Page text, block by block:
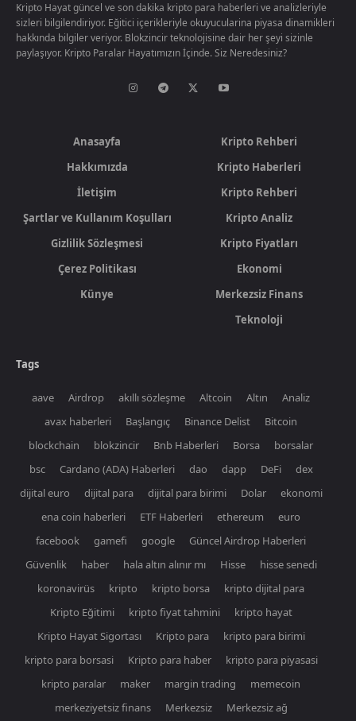
Kripto Hayat güncel ve son dakika kripto para haberleri ve analizleriyle
sizleri bilgilendiriyor. Eğitici içerikleriyle okuyucularina piyasa dinamikleri
hakkında bilgiler veriyor. Blokzincir teknolojisine dair her şeyi sizinle
paylaşıyor. Kripto Paralar Hayatımızın İçinde. Siz Neredesiniz?
Anasayfa
Hakkımızda
İletişim
Şartlar ve Kullanım Koşulları
Gizlilik Sözleşmesi
Çerez Politikası
Künye
Kripto Rehberi
Kripto Haberleri
Kripto Rehberi
Kripto Analiz
Kripto Fiyatları
Ekonomi
Merkezsiz Finans
Teknoloji
Tags
aave Airdrop akıllı sözleşme Altcoin Altın
Analiz
avax haberleri
Başlangıç Binance Delist
Bitcoin
blockchain
blokzincir Bnb Haberleri Borsa
borsalar
bsc
Cardano (ADA) Haberleri dao dapp DeFi
dex
dijital euro
dijital para dijital para birimi Dolar
ekonomi
ena coin haberleri
ETF Haberleri ethereum
euro
facebook
gamefi google
Güncel Airdrop Haberleri
Güvenlik
haber hala altın alınır mı Hisse
hisse senedi
koronavirüs
kripto kripto borsa
kripto dijital para
Kripto Eğitimi
kripto fiyat tahmini
kripto hayat
Kripto Hayat Sigortası
Kripto para
kripto para birimi
kripto para borsasi
Kripto para haber
kripto para piyasasi
kripto paralar
maker margin trading
memecoin
merkeziyetsiz finans
Merkezsiz Merkezsiz ağ